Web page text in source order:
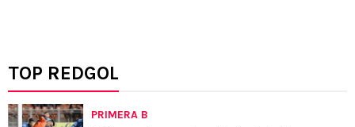
TOP REDGOL
PRIMERA B